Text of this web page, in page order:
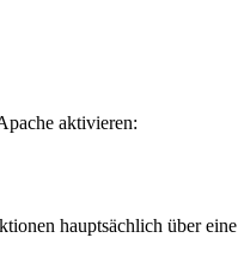
aktivieren:
hauptsächlich über eine